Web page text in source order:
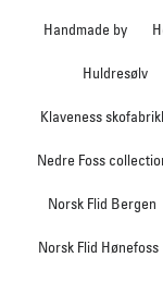
Handmade by
Huldresølv
Klaveness
Nedre Foss
Norsk Flid Bergen
Norsk Flid Hønefoss